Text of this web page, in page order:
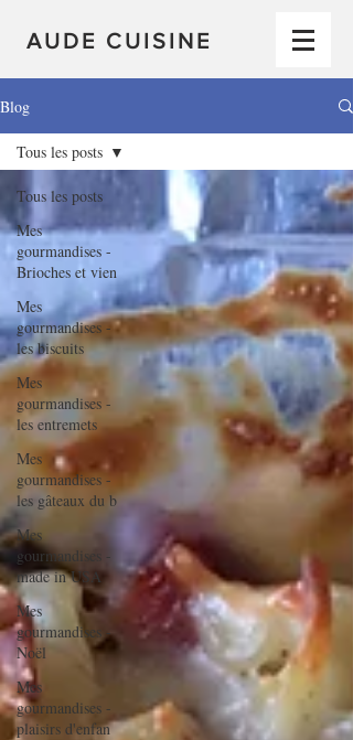
AUDE CUISINE
Blog
Tous les posts
Mes
gourmandises -
Brioches et vien
Mes
gourmandises -
les biscuits
Mes
gourmandises -
les entremets
Mes
gourmandises -
les gâteaux du b
Mes
gourmandises -
made in USA
Mes
gourmandises -
Noël
Mes
gourmandises -
plaisirs d'enfan
Tous les posts